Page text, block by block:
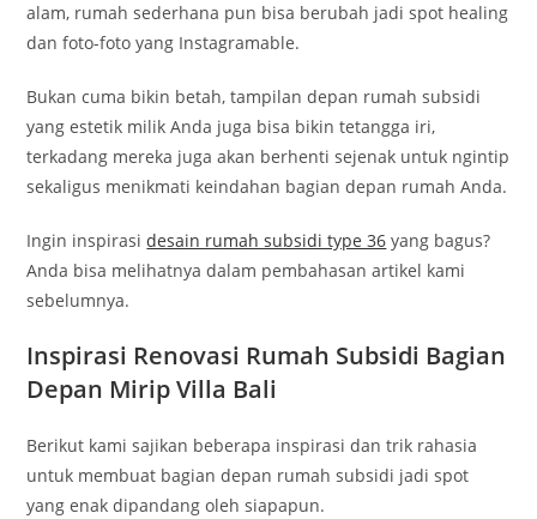
alam, rumah sederhana pun bisa berubah jadi spot healing
dan foto-foto yang Instagramable.
Bukan cuma bikin betah, tampilan depan rumah subsidi
yang estetik milik Anda juga bisa bikin tetangga iri,
terkadang mereka juga akan berhenti sejenak untuk ngintip
sekaligus menikmati keindahan bagian depan rumah Anda.
Ingin inspirasidesain rumah subsidi type 36 yang bagus?
Anda bisa melihatnya dalam pembahasan artikel kami
sebelumnya.
Inspirasi Renovasi Rumah Subsidi Bagian
Depan Mirip Villa Bali
Berikut kami sajikan beberapa inspirasi dan trik rahasia
untuk membuat bagian depan rumah subsidi jadi spot
yang enak dipandang oleh siapapun.